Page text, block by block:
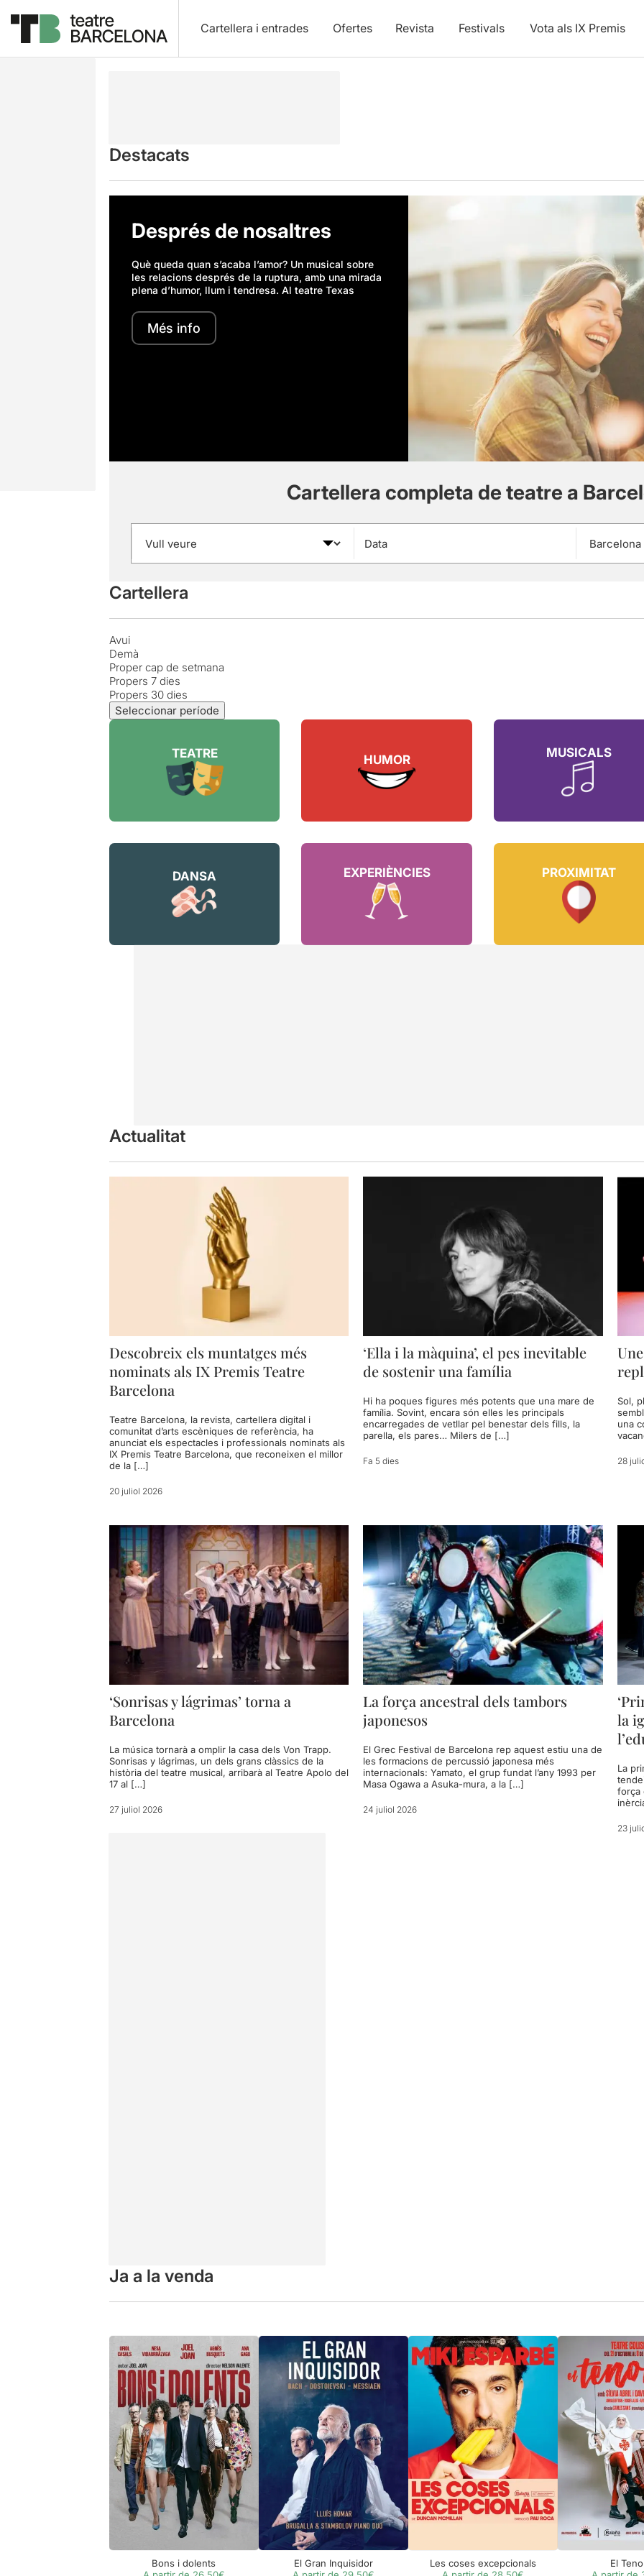
Cartellera i entrades Ofertes Revista Festivals Vota als IX Premis
Destacats
Després de nosaltres
Què queda quan s’acaba l’amor? Un musical sobre
les relacions després de la ruptura, amb una mirada
plena d’humor, llum i tendresa. Al teatre Texas
Més info
Cartellera completa de teatre a
Data
Cartellera
Avui
Demà
Proper cap de setmana
Propers 7 dies
Propers 30 dies
Seleccionar període
TEATRE HUMOR
MUSICALS
DANSA EXPERIÈNCIES PROXIMITAT
Actualitat
Descobreix els muntatges més
nominats als IX Premis Teatre
Barcelona
Teatre Barcelona, la revista, cartellera digital i
comunitat d’arts escèniques de referència, ha
anunciat els espectacles i professionals nominats als
IX Premis Teatre Barcelona, que reconeixen el millor
de la […]
20 juliol 2026
‘Ella i la màquina’, el pes inevitable
de sostenir una família
Hi ha poques figures més potents que una mare de
família. Sovint, encara són elles les principals
encarregades de vetllar pel benestar dels fills, la
parella, els pares… Milers de […]
Fa 5 dies
Sol,
una
28
‘Sonrisas y lágrimas’ torna a
Barcelona
La música tornarà a omplir la casa dels Von Trapp.
Sonrisas y lágrimas, un dels grans clàssics de la
història del teatre musical, arribarà al Teatre Apolo del
17 al […]
27 juliol 2026
La força ancestral dels tambors
japonesos
El Grec Festival de Barcelona rep aquest estiu una de
les formacions de percussió japonesa més
internacionals: Yamato, el grup fundat l’any 1993 per
Masa Ogawa a Asuka-mura, a la […]
24 juliol 2026
la
La
força
23
Ja a la venda
Bons i dolents
El Gran Inquisidor
Les coses excepcionals
El